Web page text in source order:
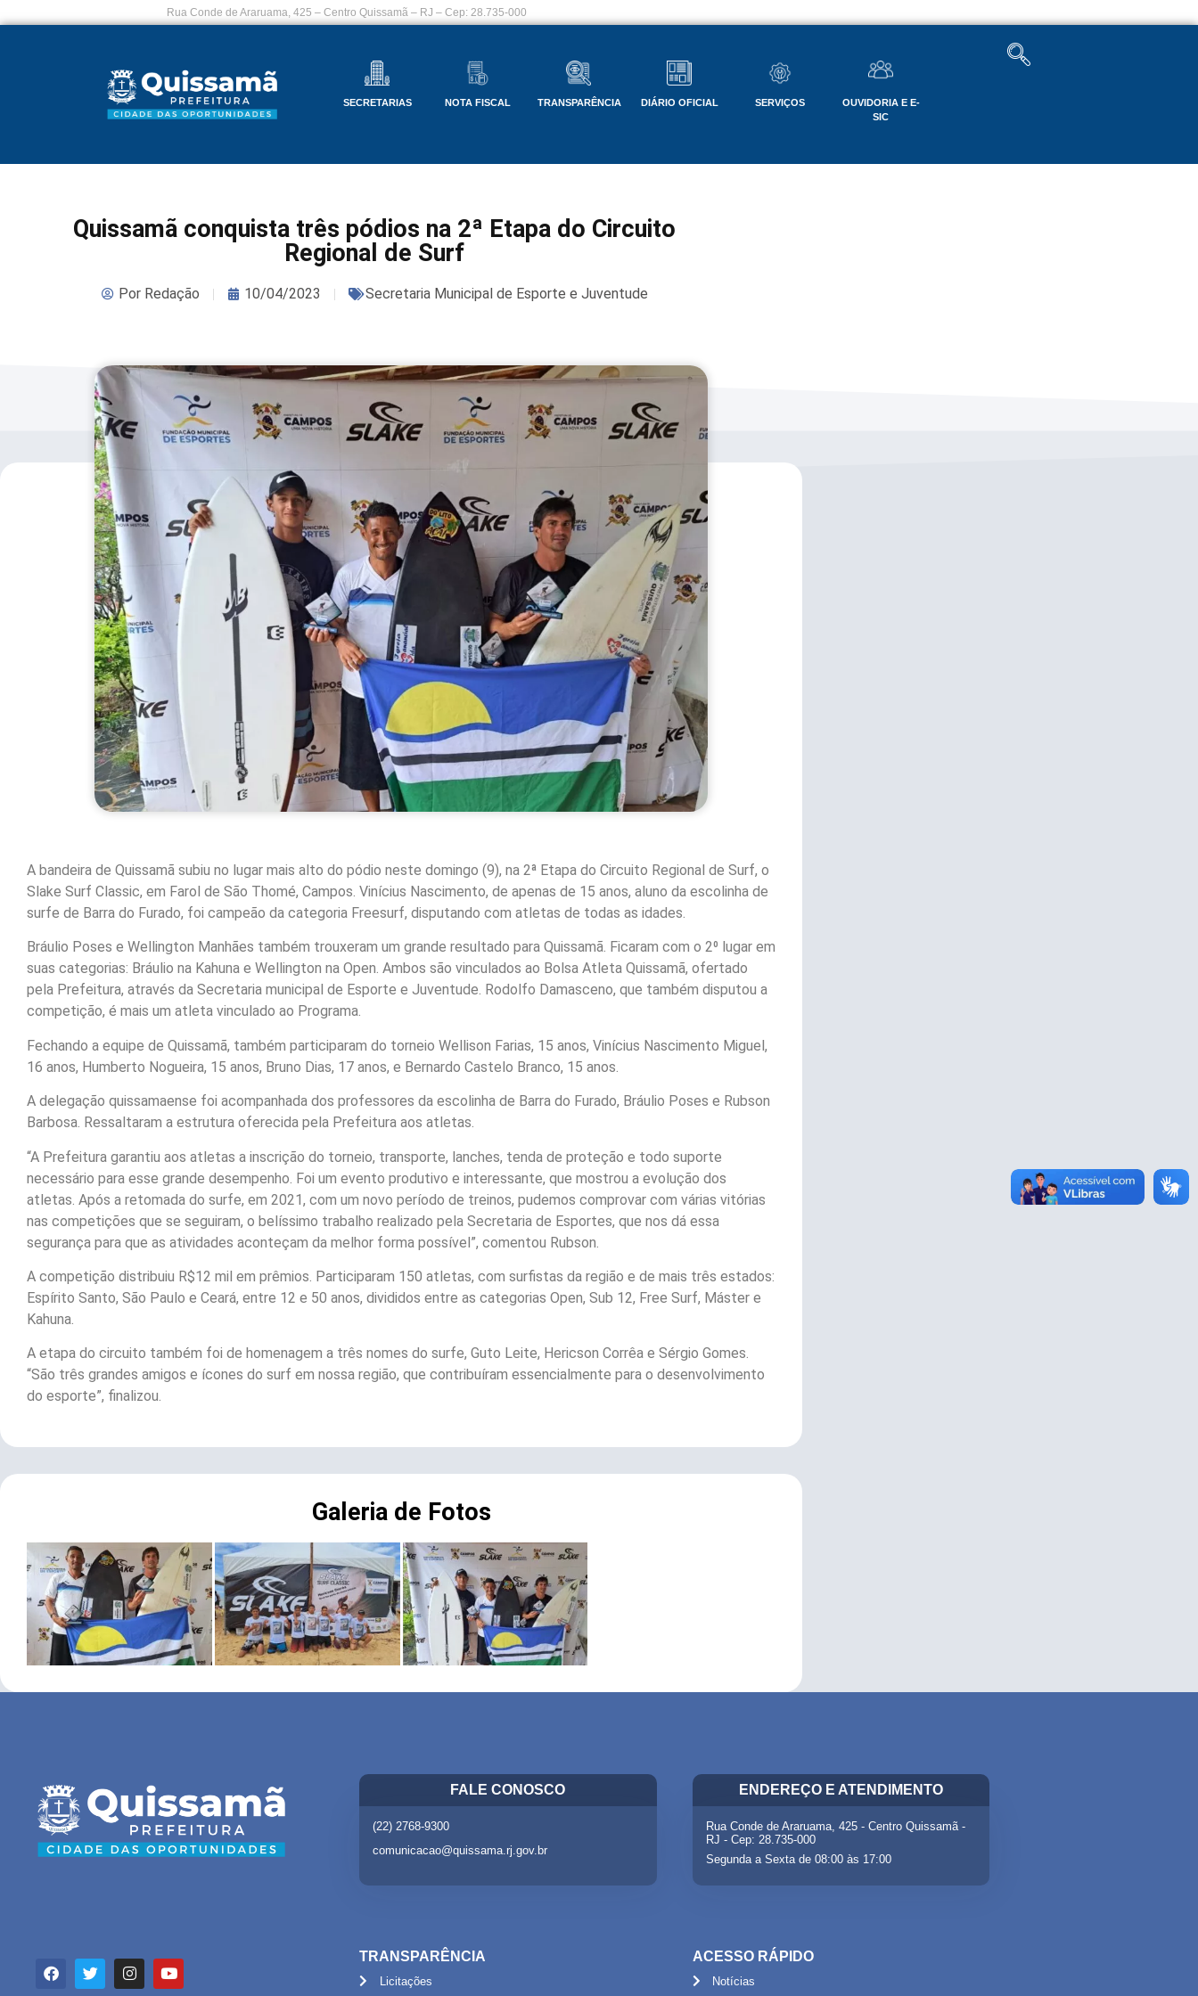
Rua Conde de Araruama, 425 – Centro Quissamã – RJ – Cep: 28.735-000
SECRETARIAS NOTA FISCAL TRANSPARÊNCIA DIÁRIO OFICIAL SERVIÇOS
OUVIDORIA E E-
SIC
Quissamã conquista três pódios na 2ª Etapa do Circuito
Regional de Surf
PorRedação 10/04/2023 Secretaria Municipal de Esporte e Juventude
A bandeira de Quissamã subiu no lugar mais alto do pódio neste domingo (9), na 2ª Etapa do Circuito Regional de Surf, o
Slake Surf Classic, em Farol de São Thomé, Campos. Vinícius Nascimento, de apenas de 15 anos, aluno da escolinha de
surfe de Barra do Furado, foi campeão da categoria Freesurf, disputando com atletas de todas as idades.
Bráulio Poses e Wellington Manhães também trouxeram um grande resultado para Quissamã. Ficaram com o 2⁰ lugar em
suas categorias: Bráulio na Kahuna e Wellington na Open. Ambos são vinculados ao Bolsa Atleta Quissamã, ofertado
pela Prefeitura, através da Secretaria municipal de Esporte e Juventude. Rodolfo Damasceno, que também disputou a
competição, é mais um atleta vinculado ao Programa.
Fechando a equipe de Quissamã, também participaram do torneio Wellison Farias, 15 anos, Vinícius Nascimento Miguel,
16 anos, Humberto Nogueira, 15 anos, Bruno Dias, 17 anos, e Bernardo Castelo Branco, 15 anos.
A delegação quissamaense foi acompanhada dos professores da escolinha de Barra do Furado, Bráulio Poses e Rubson
Barbosa. Ressaltaram a estrutura oferecida pela Prefeitura aos atletas.
“A Prefeitura garantiu aos atletas a inscrição do torneio, transporte, lanches, tenda de proteção e todo suporte
necessário para esse grande desempenho. Foi um evento produtivo e interessante, que mostrou a evolução dos
atletas. Após a retomada do surfe, em 2021, com um novo período de treinos, pudemos comprovar com várias vitórias
nas competições que se seguiram, o belíssimo trabalho realizado pela Secretaria de Esportes, que nos dá essa
segurança para que as atividades aconteçam da melhor forma possível”, comentou Rubson.
A competição distribuiu R$12 mil em prêmios. Participaram 150 atletas, com surfistas da região e de mais três estados:
Espírito Santo, São Paulo e Ceará, entre 12 e 50 anos, divididos entre as categorias Open, Sub 12, Free Surf, Máster e
Kahuna.
A etapa do circuito também foi de homenagem a três nomes do surfe, Guto Leite, Hericson Corrêa e Sérgio Gomes.
“São três grandes amigos e ícones do surf em nossa região, que contribuíram essencialmente para o desenvolvimento
do esporte”, finalizou.
Galeria de Fotos
FALE CONOSCO
(22) 2768-9300
comunicacao@quissama.rj.gov.br
ENDEREÇO E ATENDIMENTO
Rua Conde de Araruama, 425 - Centro Quissamã -
RJ - Cep: 28.735-000
Segunda a Sexta de 08:00 às 17:00
TRANSPARÊNCIA
Licitações
ACESSO RÁPIDO
Notícias